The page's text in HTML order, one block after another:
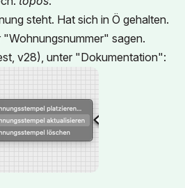
steht. Hat sich in Ö gehalten.
sagen.
v28), unter "Dokumentation":